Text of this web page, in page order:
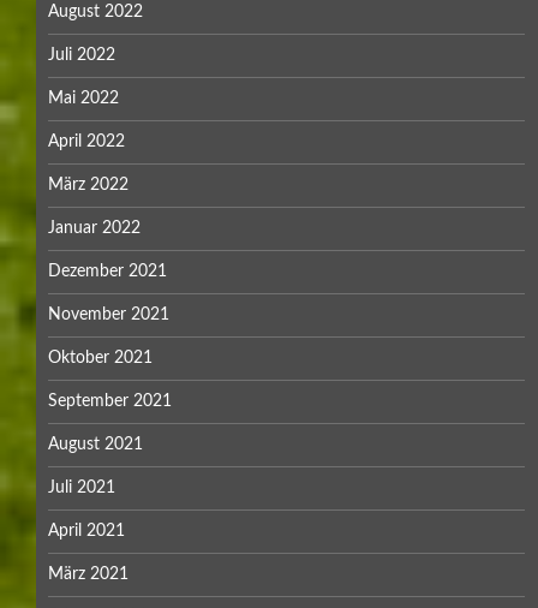
August 2022
Juli 2022
Mai 2022
April 2022
März 2022
Januar 2022
Dezember 2021
November 2021
Oktober 2021
September 2021
August 2021
Juli 2021
April 2021
März 2021